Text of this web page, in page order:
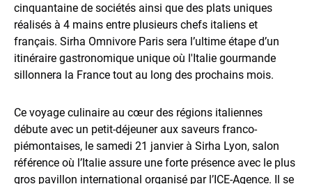
cinquantaine de sociétés ainsi que des plats uniques
réalisés à 4 mains entre plusieurs chefs italiens et
français. Sirha Omnivore Paris sera l’ultime étape d’un
itinéraire gastronomique unique où l'Italie gourmande
sillonnera la France tout au long des prochains mois.
Ce voyage culinaire au cœur des régions italiennes
débute avec un petit-déjeuner aux saveurs franco-
piémontaises, le samedi 21 janvier à Sirha Lyon, salon
référence où l’Italie assure une forte présence avec le plus
gros pavillon international organisé par l’ICE-Agence. Il se